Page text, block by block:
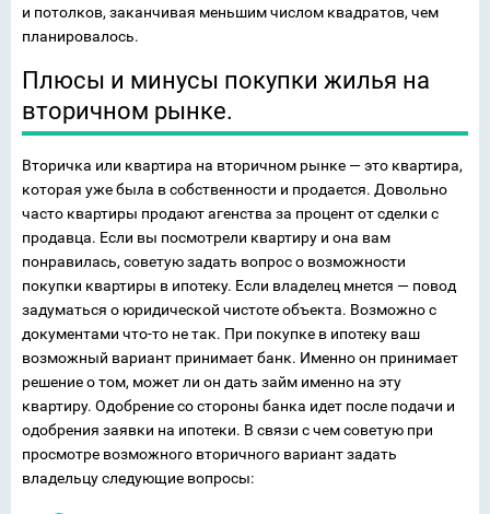
и потолков, заканчивая меньшим числом квадратов, чем
планировалось.
Плюсы и минусы покупки жилья на
вторичном рынке.
Вторичка или квартира на вторичном рынке — это квартира,
которая уже была в собственности и продается. Довольно
часто квартиры продают агенства за процент от сделки с
продавца. Если вы посмотрели квартиру и она вам
понравилась, советую задать вопрос о возможности
покупки квартиры в ипотеку. Если владелец мнется — повод
задуматься о юридической чистоте объекта. Возможно с
документами что-то не так. При покупке в ипотеку ваш
возможный вариант принимает банк. Именно он принимает
решение о том, может ли он дать займ именно на эту
квартиру. Одобрение со стороны банка идет после подачи и
одобрения заявки на ипотеки. В связи с чем советую при
просмотре возможного вторичного вариант задать
владельцу следующие вопросы: